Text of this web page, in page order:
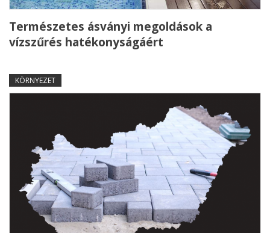
Természetes ásványi megoldások a
vízszűrés hatékonyságáért
KÖRNYEZET